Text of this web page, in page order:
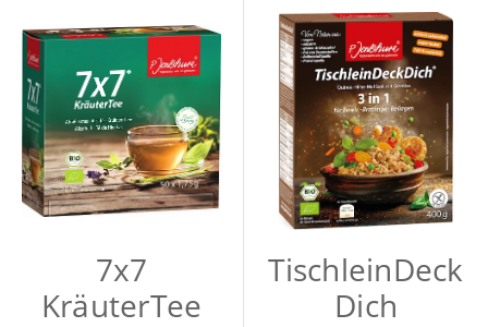
7x7
KräuterTee
TischleinDeck
Dich